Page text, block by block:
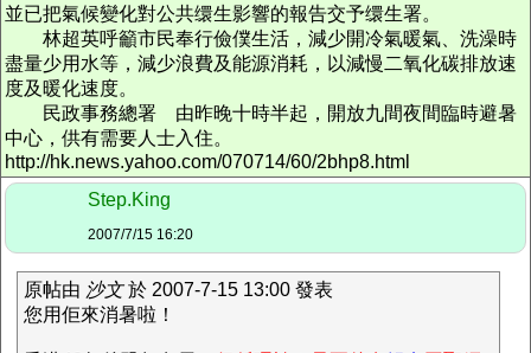
並已把氣候變化對公共缳生影響的報告交予缳生署。
林超英呼籲市民奉行儉僕生活，減少開冷氣暖氣、洗澡時
盡量少用水等，減少浪費及能源消耗，以減慢二氧化碳排放速
度及暖化速度。
民政事務總署 由昨晚十時半起，開放九間夜間臨時避暑
中心，供有需要人士入住。
http://hk.news.yahoo.com/070714/60/2bhp8.html
Step.King
2007/7/15 16:20
原帖由 沙文於 2007-7-15 13:00 發表
您用佢來消暑啦！